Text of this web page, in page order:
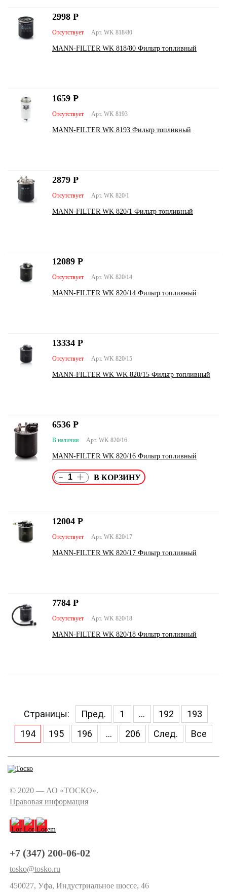
Арт. WK 818/80
Отсутствует
MANN-FILTER WK 818/80 Фильтр топливный
2998 Р
Арт. WK 8193
Отсутствует
MANN-FILTER WK 8193 Фильтр топливный
1659 Р
Арт. WK 820/1
Отсутствует
MANN-FILTER WK 820/1 Фильтр топливный
2879 Р
Арт. WK 820/14
Отсутствует
MANN-FILTER WK 820/14 Фильтр топливный
12089 Р
Арт. WK 820/15
Отсутствует
MANN-FILTER WK WK 820/15 Фильтр топливный
13334 Р
Арт. WK 820/16
В наличии
MANN-FILTER WK 820/16 Фильтр топливный
6536 Р
- +
Арт. WK 820/17
Отсутствует
MANN-FILTER WK 820/17 Фильтр топливный
12004 Р
Арт. WK 820/18
Отсутствует
MANN-FILTER WK 820/18 Фильтр топливный
7784 Р
Страницы: Пред. 1 ... 192
193
194
195 196 ... 206 След. Все
© 2020 — АО «ТОСКО».
Правовая информация
+7 (347) 200-06-02
tosko@tosko.ru
450027, Уфа, Индустриальное шоссе, 46